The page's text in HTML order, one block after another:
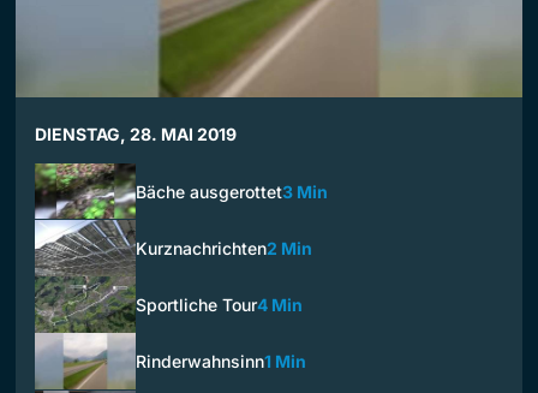
DIENSTAG, 28. MAI 2019
Bäche ausgerottet3 Min
Kurznachrichten2 Min
Sportliche Tour4 Min
Rinderwahnsinn1 Min